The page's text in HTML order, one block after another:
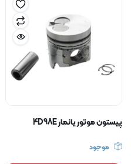
پیستون موتور یانمار 4D98E
موجود